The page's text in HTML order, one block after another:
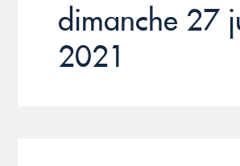
dimanche 27
2021